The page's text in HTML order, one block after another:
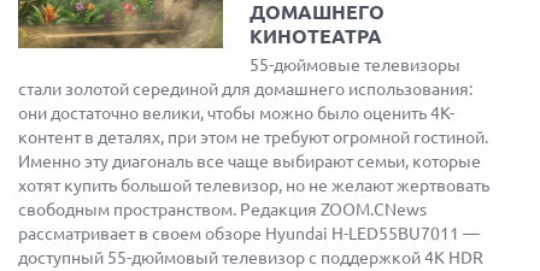
ДОМАШНЕГО
КИНОТЕАТРА
55-дюймовые телевизоры
стали золотой серединой для домашнего использования:
они достаточно велики, чтобы можно было оценить 4K-
контент в деталях, при этом не требуют огромной гостиной.
Именно эту диагональ все чаще выбирают семьи, которые
хотят купить большой телевизор, но не желают жертвовать
свободным пространством. Редакция ZOOM.CNews
рассматривает в своем обзоре Hyundai H-LED55BU7011 —
доступный 55-дюймовый телевизор с поддержкой 4K HDR